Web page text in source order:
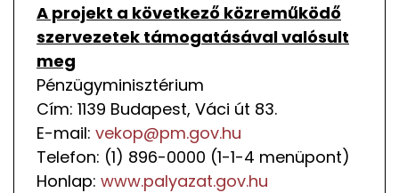
A projekt a következő közreműködő
szervezetek támogatásával valósult
meg
Pénzügyminisztérium
Cím: 1139 Budapest, Váci út 83.
E-mail: vekop@pm.gov.hu
Telefon: (1) 896-0000 (1-1-4 menüpont)
Honlap: www.palyazat.gov.hu